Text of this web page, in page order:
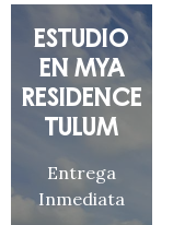
ESTUDIO
EN MYA
RESIDENCE
TULUM
Entrega
Inmediata